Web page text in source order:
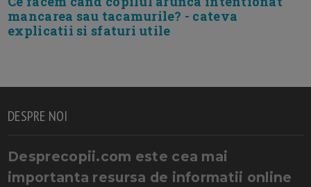
mancarea sau tacamurile? - cateva
explicatii si sfaturi utile
DESPRE NOI
Desprecopii.com este cea mai
importanta resursa de informatii online